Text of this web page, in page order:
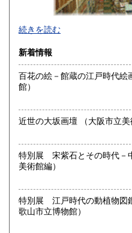
430円
宮崎県
沖縄県
■通販専門店。仕入れなどの
■当店Webサイトで13,000点
また、日曜日・祝日は書籍の
す（メール対応はいたします
そのほか、催事販売・仕入
当店ウェブサイトに詳しい営
す。是非ご一読ください。
続きを読む
新着情報
百花の絵－館蔵の江戸時代絵画と関連
館）
近世の大坂画壇 （大阪
特別展 宋紫石とその時代－中国渡
美術館編）
特別展 江戸時代の動植物図鑑
歌山市立博物館）